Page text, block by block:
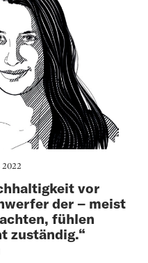
vor
der – meist
fühlen
zuständig.“